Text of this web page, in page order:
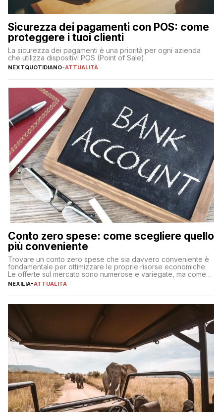
Sicurezza dei pagamenti con POS: come
proteggere i tuoi clienti
La sicurezza dei pagamenti è una priorità per ogni azienda
che utilizza dispositivi POS (Point of Sale).
NEXTQUOTIDIANO-ATTUALITÀ
Conto zero spese: come scegliere quello
più conveniente
Trovare un conto zero spese che sia davvero conveniente è
fondamentale per ottimizzare le proprie risorse economiche.
Le offerte sul mercato sono numerose e variegate, ma come
individuare quella più adatta alle proprie esigenze senza
sul […]
NEXILIA-ATTUALITÀ